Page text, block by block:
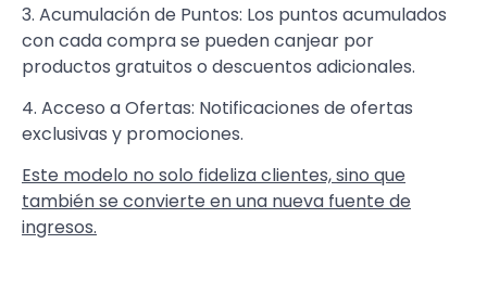
3. Acumulación de Puntos: Los puntos acumulados
con cada compra se pueden canjear por
productos gratuitos o descuentos adicionales.
4. Acceso a Ofertas: Notificaciones de ofertas
exclusivas y promociones.
Este modelo no solo fideliza clientes, sino que
también se convierte en una nueva fuente de
ingresos.